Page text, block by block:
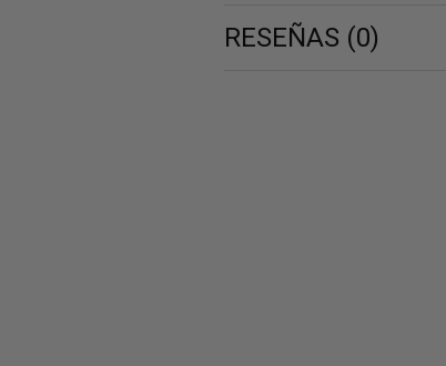
RESEÑAS (0)